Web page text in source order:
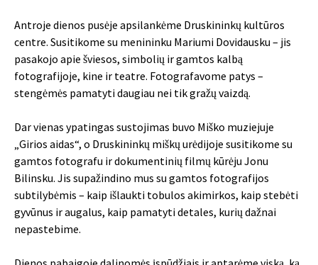
Antroje dienos pusėje apsilankėme Druskininkų kultūros
centre. Susitikome su menininku Mariumi Dovidausku – jis
pasakojo apie šviesos, simbolių ir gamtos kalbą
fotografijoje, kine ir teatre. Fotografavome patys –
stengėmės pamatyti daugiau nei tik gražų vaizdą.
Dar vienas ypatingas sustojimas buvo Miško muziejuje
„Girios aidas“, o Druskininkų miškų urėdijoje susitikome su
gamtos fotografu ir dokumentinių filmų kūrėju Jonu
Bilinsku. Jis supažindino mus su gamtos fotografijos
subtilybėmis – kaip išlaukti tobulos akimirkos, kaip stebėti
gyvūnus ir augalus, kaip pamatyti detales, kurių dažnai
nepastebime.